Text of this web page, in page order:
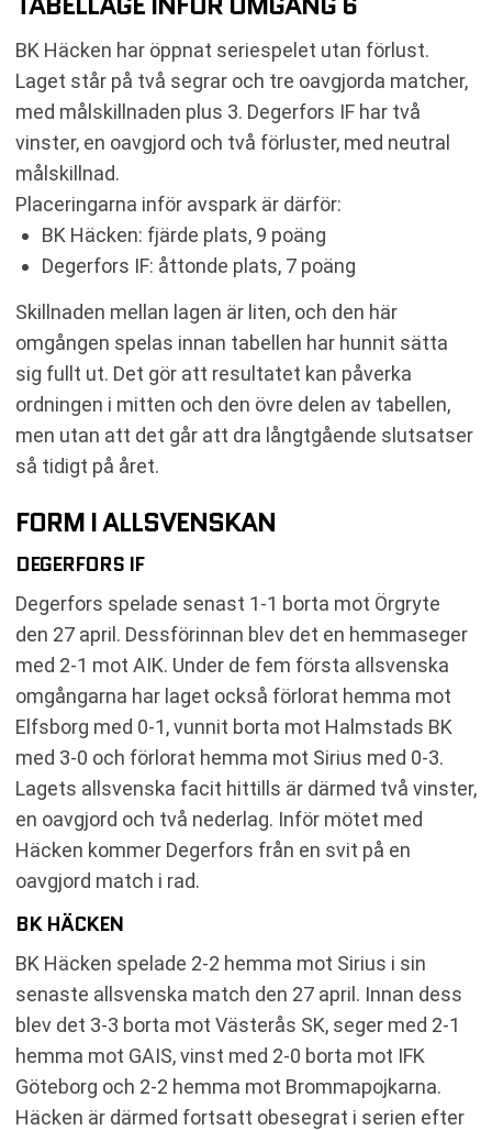
BK Häcken har öppnat seriespelet utan förlust.
Laget står på två segrar och tre oavgjorda matcher,
med målskillnaden plus 3. Degerfors IF har två
vinster, en oavgjord och två förluster, med neutral
målskillnad.
Placeringarna inför avspark är därför:
BK Häcken: fjärde plats, 9 poäng
Degerfors IF: åttonde plats, 7 poäng
Skillnaden mellan lagen är liten, och den här
omgången spelas innan tabellen har hunnit sätta
sig fullt ut. Det gör att resultatet kan påverka
ordningen i mitten och den övre delen av tabellen,
men utan att det går att dra långtgående slutsatser
så tidigt på året.
FORM I ALLSVENSKAN
DEGERFORS IF
Degerfors spelade senast 1-1 borta mot Örgryte
den 27 april. Dessförinnan blev det en hemmaseger
med 2-1 mot AIK. Under de fem första allsvenska
omgångarna har laget också förlorat hemma mot
Elfsborg med 0-1, vunnit borta mot Halmstads BK
med 3-0 och förlorat hemma mot Sirius med 0-3.
Lagets allsvenska facit hittills är därmed två vinster,
en oavgjord och två nederlag. Inför mötet med
Häcken kommer Degerfors från en svit på en
oavgjord match i rad.
BK HÄCKEN
BK Häcken spelade 2-2 hemma mot Sirius i sin
senaste allsvenska match den 27 april. Innan dess
blev det 3-3 borta mot Västerås SK, seger med 2-1
hemma mot GAIS, vinst med 2-0 borta mot IFK
Göteborg och 2-2 hemma mot Brommapojkarna.
Häcken är därmed fortsatt obesegrat i serien efter